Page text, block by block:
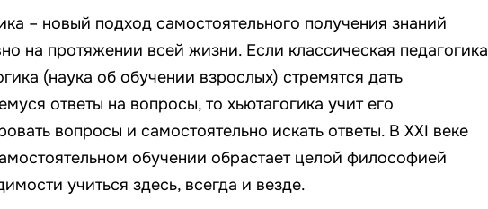
– новый подход самостоятельного получения знаний
на протяжении всей жизни. Если классическая педагогика
(наука об обучении взрослых) стремятся дать
ответы на вопросы, то хьютагогика учит его
вопросы и самостоятельно искать ответы. В XXI веке
обучении обрастает целой философией
учиться здесь, всегда и везде.